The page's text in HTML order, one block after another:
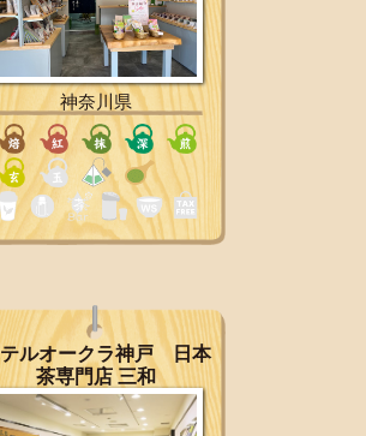
神奈川県
ルオークラ神戸 日本
茶専門店 三和